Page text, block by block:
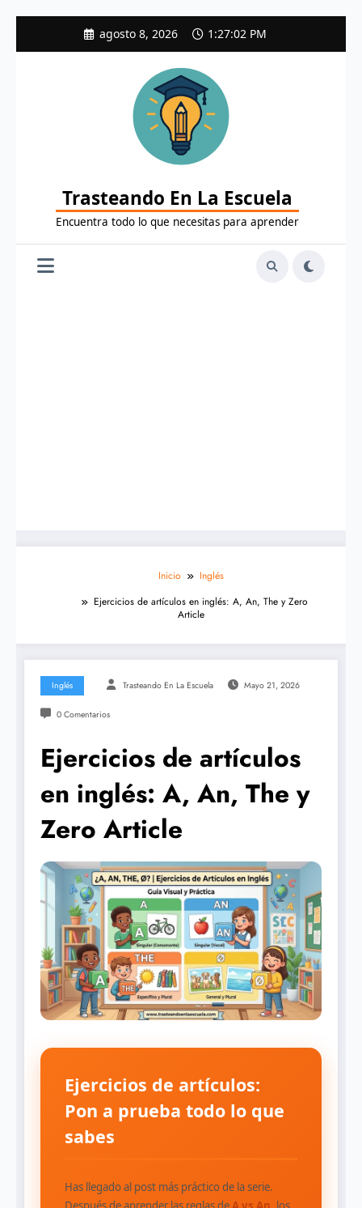
agosto 8, 2026 1:27:03 PM
Trasteando En La Escuela
Encuentra todo lo que necesitas para aprender
Inicio
Inglés
Ejercicios de artículos en inglés: A, An, The y Zero
Article
Inglés Trasteando En La Escuela Mayo 21, 2026
0 Comentarios
Ejercicios de artículos
en inglés: A, An, The y
Zero Article
Ejercicios de artículos:
Pon a prueba todo lo que
sabes
Has llegado al post más práctico de la serie.